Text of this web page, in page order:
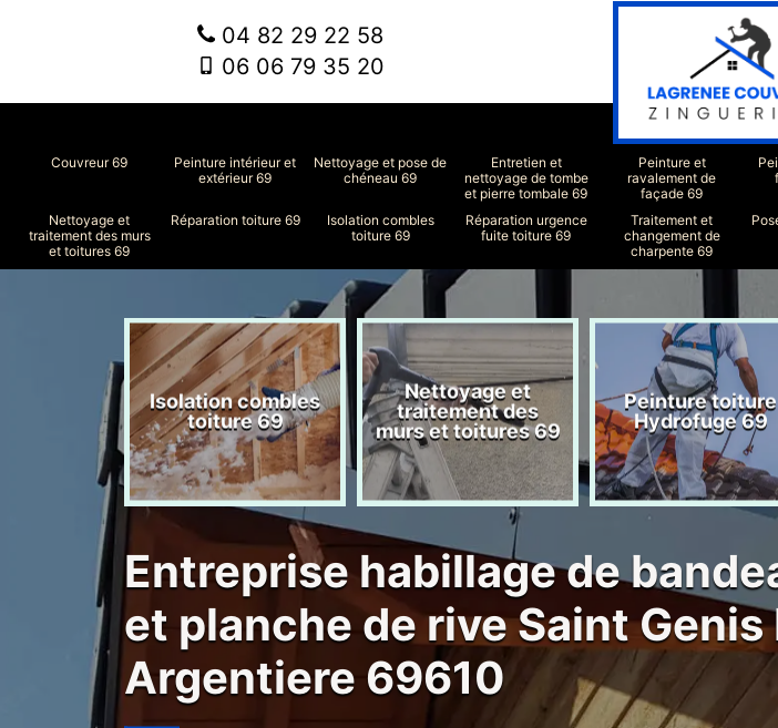
04 82 29 22 58
06 06 79 35 20
Couvreur 69
Peinture intérieur et
extérieur 69
Nettoyage et pose de
chéneau 69
Entretien et
nettoyage de tombe
et pierre tombale 69
Peinture et
ravalement de
façade 69
Nettoyage et
traitement des murs
et toitures 69
Réparation toiture 69
Isolation combles
toiture 69
Réparation urgence
fuite toiture 69
Traitement et
changement de
charpente 69
Isolation combles
toiture 69
Nettoyage et
traitement des
murs et toitures 69
Peinture toiture
Hydrofuge 69
Entreprise habillage de
et planche de rive Saint Genis
Argentiere 69610